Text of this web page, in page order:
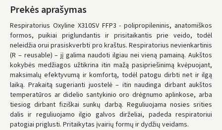
LP Express paštomatai
LP Express kurjeris- 4.00 €
Antradienį, Rugpjūčio 11 d.
UŽSAKYMUS NUO80 € PRISTATOME NEMOKAMAI!
IKI NEMOKAMO PRISTATYMO TRŪKSTA:80 €
* Pristatymo terminai yra preliminarūs ir gali priklausyti nuo kurjerių
užimtumo.
Prekės aprašymas
Respiratorius Oxyline X310SV FFP3 - polipropileninis, anatomiškos
formos, puikiai priglundantis ir prisitaikantis prie veido, todėl
neleidžia orui prasiskverbti pro kraštus. Respiratorius nevienkartinis
(R – reusable) – jį galima naudoti ilgiau nei vieną pamainą. Aukštos
kokybės medžiagos užtikrina itin mažą pasipriešinimą kvėpuojant,
maksimalų efektyvumą ir komfortą, todėl patogu dirbti net ir ilgą
laiką. Prakaitą sugerianti juostelė – itin naudinga dirbant aukštos
temperatūros ar didelio santykinio oro drėgnumo aplinkose, arba
tiesiog dirbant fiziškai sunkų darbą. Reguliuojama nosies srities
dalis ir reguliuojamo ilgio galvos dirželiai, padeda respiratoriui
patogiai priglusti. Pritaikytas įvairių formų ir dydžių veidams.